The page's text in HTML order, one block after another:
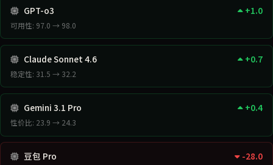
GPT-o3 +1.0
可用性: 97.0 → 98.0
Claude Sonnet 4.6 +0.7
稳定性: 31.5 → 32.2
Gemini 3.1 Pro +0.4
性价比: 23.9 → 24.3
豆包 Pro -28.0